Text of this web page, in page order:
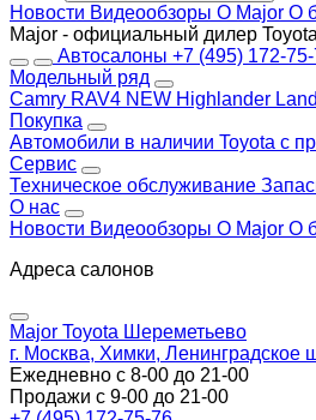
Новости Видеообзоры О Major О
Major - официальный дилер
Автосалоны +7 (495) 172-
Модельный ряд
Camry RAV4 NEW Highlander
Покупка
Автомобили в наличии Toyota с
Сервис
Техническое обслуживание
О нас
Новости Видеообзоры О Major О
Адреса салонов
Major Toyota Шереметьево
г. Москва, Химки,
Ежедневно с 8-00 до 21-00
Продажи с 9-00 до 21-00